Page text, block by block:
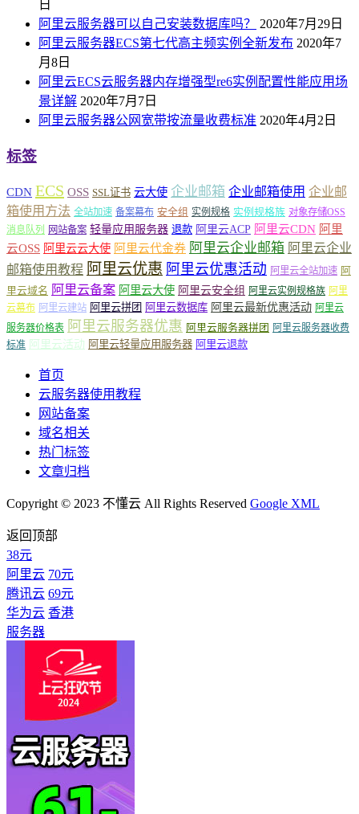
日
阿里云服务器可以自己安装数据库吗？
2020年7月29日
阿里云服务器ECS第七代高主频实例全新发布 2020年7
月8日
阿里云ECS云服务器内存增强型re6实例配置性能应用场
景详解 2020年7月7日
阿里云服务器公网宽带按流量收费标准 2020年4月2日
标签
CDN ECS OSS SSL证书 云大使 企业邮箱 企业邮箱使用 企业邮
箱使用方法 全站加速 备案幕布 安全组 实例规格 实例规格族 对象存储OSS
消息队列
网站备案 轻量应用服务器 退款 阿里云ACP 阿里云CDN 阿里
云OSS 阿里云云大使 阿里云代金券 阿里云企业邮箱 阿里云企业
邮箱使用教程 阿里云优惠 阿里云优惠活动 阿里云全站加速 阿
里云域名 阿里云备案 阿里云大使 阿里云安全组 阿里云实例规格族 阿里
云幕布 阿里云建站 阿里云拼团 阿里云数据库 阿里云最新优惠活动 阿里云
服务器价格表 阿里云服务器优惠 阿里云服务器拼团 阿里云服务器收费
标准 阿里云活动 阿里云轻量应用服务器 阿里云退款
首页
云服务器使用教程
网站备案
域名相关
热门标签
文章归档
Copyright © 2023 不懂云 All Rights Reserved Google XML
返回顶部
38元
阿里云 70元
腾讯云 69元
华为云 香港
服务器